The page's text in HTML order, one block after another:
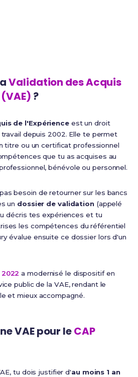
Validation des Acquis
?
de l'Expérienceest un droit
depuis 2002. Elle te permet
titre ou un certificat professionnel
que tu as acquises au
bénévole ou personnel.
besoin de retourner sur les bancs
un dossier de validation(appelé
décris tes expériences et tu
les compétences du référentiel
évalue ensuite ce dossier lors d'un
a modernisé le dispositif en
public de la VAE, rendant le
et mieux accompagné.
VAE pour leCAP
tu dois justifier d'au moins 1 an